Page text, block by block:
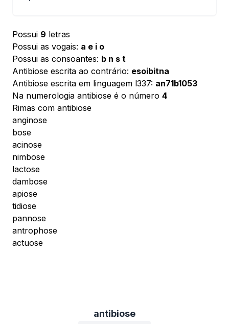
Possui 9 letras
Possui as vogais: a e i o
Possui as consoantes: b n s t
Antibiose escrita ao contrário: esoibitna
Antibiose escrita em linguagem l337: an71b1053
Na numerologia antibiose é o número 4
Rimas com antibiose
anginose
bose
acinose
nimbose
lactose
dambose
apiose
tidiose
pannose
antrophose
actuose
antibiose